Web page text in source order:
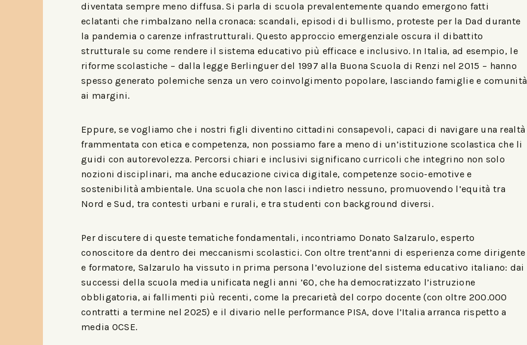
diventata sempre meno diffusa. Si parla di scuola prevalentemente quando emergono fatti
eclatanti che rimbalzano nella cronaca: scandali, episodi di bullismo, proteste per la Dad durante
la pandemia o carenze infrastrutturali. Questo approccio emergenziale oscura il dibattito
strutturale su come rendere il sistema educativo più efficace e inclusivo. In Italia, ad esempio, le
riforme scolastiche – dalla legge Berlinguer del 1997 alla Buona Scuola di Renzi nel 2015 – hanno
spesso generato polemiche senza un vero coinvolgimento popolare, lasciando famiglie e comunità
ai margini.
Eppure, se vogliamo che i nostri figli diventino cittadini consapevoli, capaci di navigare una realtà
frammentata con etica e competenza, non possiamo fare a meno di un’istituzione scolastica che li
guidi con autorevolezza. Percorsi chiari e inclusivi significano curricoli che integrino non solo
nozioni disciplinari, ma anche educazione civica digitale, competenze socio-emotive e
sostenibilità ambientale. Una scuola che non lasci indietro nessuno, promuovendo l’equità tra
Nord e Sud, tra contesti urbani e rurali, e tra studenti con background diversi.
Per discutere di queste tematiche fondamentali, incontriamo Donato Salzarulo, esperto
conoscitore da dentro dei meccanismi scolastici. Con oltre trent’anni di esperienza come dirigente
e formatore, Salzarulo ha vissuto in prima persona l’evoluzione del sistema educativo italiano: dai
successi della scuola media unificata negli anni ’60, che ha democratizzato l’istruzione
obbligatoria, ai fallimenti più recenti, come la precarietà del corpo docente (con oltre 200.000
contratti a termine nel 2025) e il divario nelle performance PISA, dove l’Italia arranca rispetto a
media OCSE.